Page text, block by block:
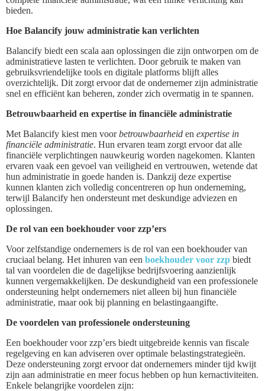
bieden.
Hoe Balancify jouw administratie kan verlichten
Balancify biedt een scala aan oplossingen die zijn ontworpen om de
administratieve lasten te verlichten. Door gebruik te maken van
gebruiksvriendelijke tools en digitale platforms blijft alles
overzichtelijk. Dit zorgt ervoor dat de ondernemer zijn administratie
snel en efficiënt kan beheren, zonder zich overmatig in te spannen.
Betrouwbaarheid en expertise in financiële administratie
Met Balancify kiest men voorbetrouwbaarheid en expertise in
financiële administratie. Hun ervaren team zorgt ervoor dat alle
financiële verplichtingen nauwkeurig worden nagekomen. Klanten
ervaren vaak een gevoel van veiligheid en vertrouwen, wetende dat
hun administratie in goede handen is. Dankzij deze expertise
kunnen klanten zich volledig concentreren op hun onderneming,
terwijl Balancify hen ondersteunt met deskundige adviezen en
oplossingen.
De rol van een boekhouder voor zzp’ers
Voor zelfstandige ondernemers is de rol van een boekhouder van
cruciaal belang. Het inhuren van een boekhouder voor zzp biedt
tal van voordelen die de dagelijkse bedrijfsvoering aanzienlijk
kunnen vergemakkelijken. De deskundigheid van een professionele
ondersteuning helpt ondernemers niet alleen bij hun financiële
administratie, maar ook bij planning en belastingaangifte.
De voordelen van professionele ondersteuning
Een boekhouder voor zzp’ers biedt uitgebreide kennis van fiscale
regelgeving en kan adviseren over optimale belastingstrategieën.
Deze ondersteuning zorgt ervoor dat ondernemers minder tijd kwijt
zijn aan administratie en meer focus hebben op hun kernactiviteiten.
Enkele belangrijke voordelen zijn: